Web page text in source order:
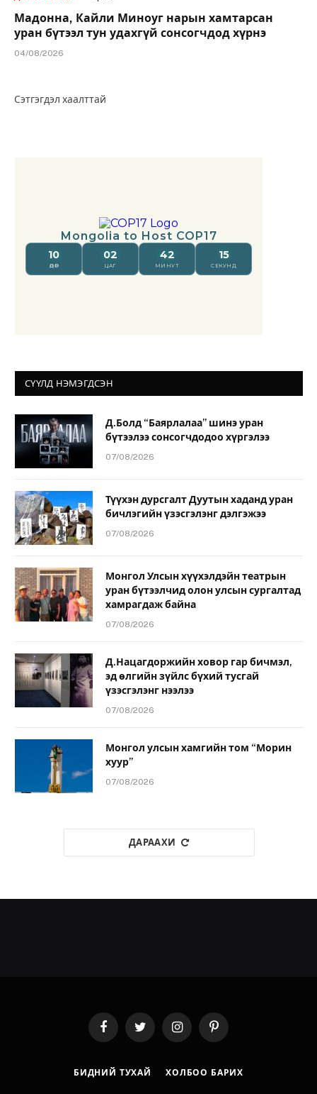
Мадонна, Кайли Миноуг нарын хамтарсан
уран бүтээл тун удахгүй сонсогчдод хүрнэ
04/08/2026
Сэтгэгдэл хаалттай
СҮҮЛД НЭМЭГДСЭН
Д.Болд “Баярлалаа” шинэ уран
бүтээлээ сонсогчдодоо хүргэлээ
07/08/2026
Түүхэн дурсгалт Дуутын хаданд уран
бичлэгийн үзэсгэлэнг дэлгэжээ
07/08/2026
Монгол Улсын хүүхэлдэйн театрын
уран бүтээлчид олон улсын сургалтад
хамрагдаж байна
07/08/2026
Д.Нацагдоржийн ховор гар бичмэл,
эд өлгийн зүйлс бүхий тусгай
үзэсгэлэнг нээлээ
07/08/2026
Монгол улсын хамгийн том “Морин
хуур”
07/08/2026
ДАРААХИ
FacebookTwitter InstagramPinterest
БИДНИЙ ТУХАЙ ХОЛБОО БАРИХ